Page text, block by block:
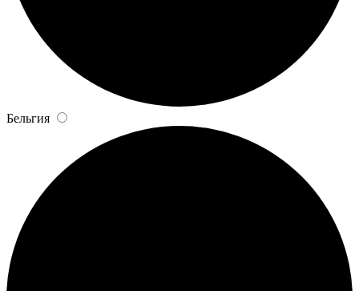
Бельгия